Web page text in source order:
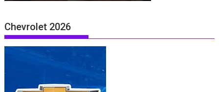
Chevrolet 2026